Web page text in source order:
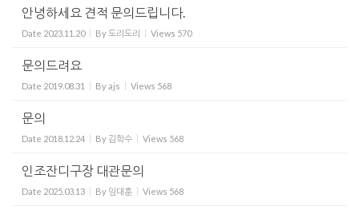
안녕하세요 견적 문의드립니다.
Date 2023.11.20 By 도리도리 Views 570
문의드려요
Date 2019.08.31 By ajs Views 568
문의
Date 2018.12.24 By 김학수 Views 568
인조잔디구장 대관문의
Date 2025.03.13 By 임대훈 Views 568